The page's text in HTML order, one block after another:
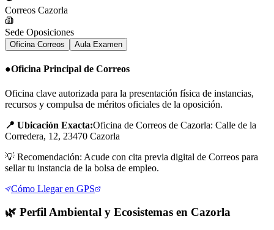
Correos Cazorla
Sede Oposiciones
Oficina Correos Aula Examen
●Oficina Principal de Correos
Oficina clave autorizada para la presentación física de instancias,
recursos y compulsa de méritos oficiales de la oposición.
📍 Ubicación Exacta:Oficina de Correos de Cazorla: Calle de la
Corredera, 12, 23470 Cazorla
💡 Recomendación: Acude con cita previa digital de Correos para
sellar tu instancia de la bolsa de empleo.
Cómo Llegar en GPS
🌿 Perfil Ambiental y Ecosistemas en Cazorla